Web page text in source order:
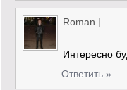
Roman |
Интересно
Ответить »